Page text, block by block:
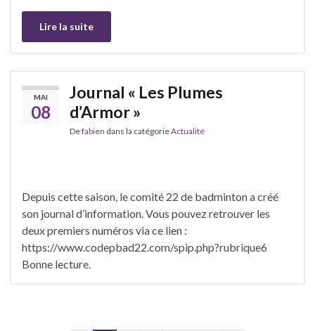
Lire la suite
MAI
08
Journal « Les Plumes
d’Armor »
Defabien dans la catégorieActualité
Depuis cette saison, le comité 22 de badminton a créé
son journal d’information. Vous pouvez retrouver les
deux premiers numéros via ce lien :
https://www.codepbad22.com/spip.php?rubrique6
Bonne lecture.